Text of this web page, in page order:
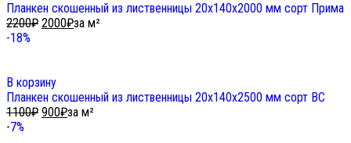
Планкен скошенный из лиственницы 20х140х2000 мм сорт Прима
2200₽ 2000₽за м²
-18%
В корзину
Планкен скошенный из лиственницы 20х140х2500 мм сорт ВС
1100₽ 900₽за м²
-7%